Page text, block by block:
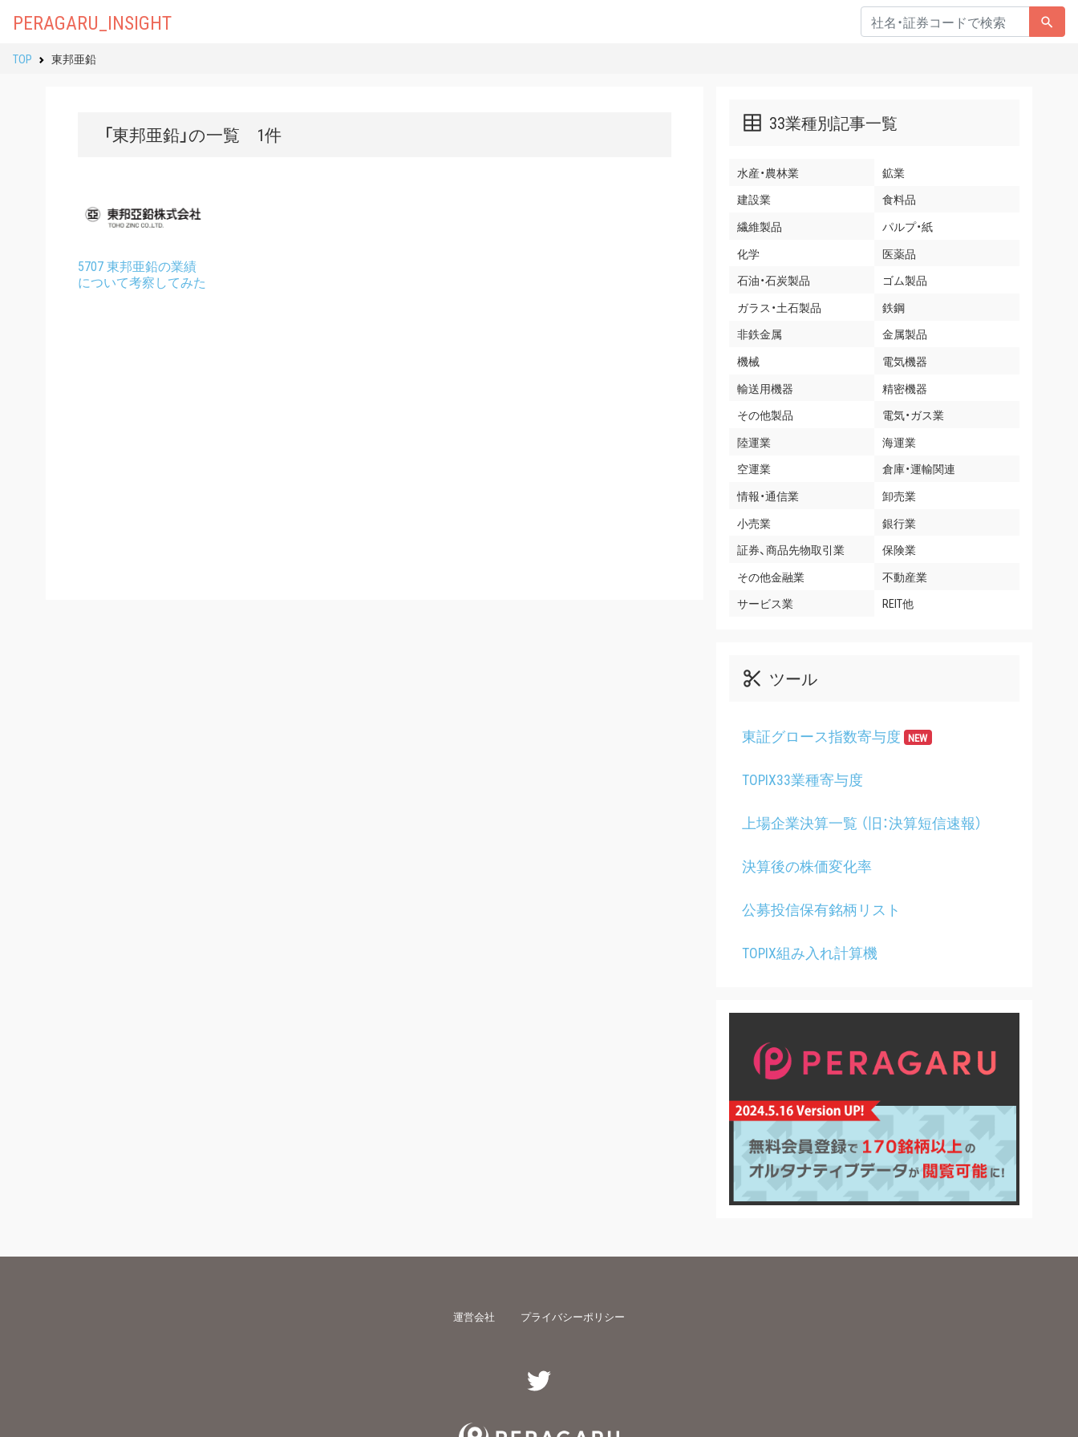
PERAGARU_INSIGHT
TOP 東邦亜鉛
「東邦亜鉛」の一覧 1件
5707 東邦亜鉛の業績
について考察してみた
33業種別記事一覧
水産・農林業
鉱業
建設業
食料品
繊維製品
パルプ・紙
化学
医薬品
石油・石炭製品
ゴム製品
ガラス・土石製品
鉄鋼
非鉄金属
金属製品
機械
電気機器
輸送用機器
精密機器
その他製品
電気・ガス業
陸運業
海運業
空運業
倉庫・運輸関連
情報・通信業
卸売業
小売業
銀行業
証券、商品先物取引業
保険業
その他金融業
不動産業
サービス業
REIT他
ツール
東証グロース指数寄与度 NEW
TOPIX33業種寄与度
上場企業決算一覧 （旧：決算短信速報）
決算後の株価変化率
公募投信保有銘柄リスト
TOPIX組み入れ計算機
運営会社 プライバシーポリシー